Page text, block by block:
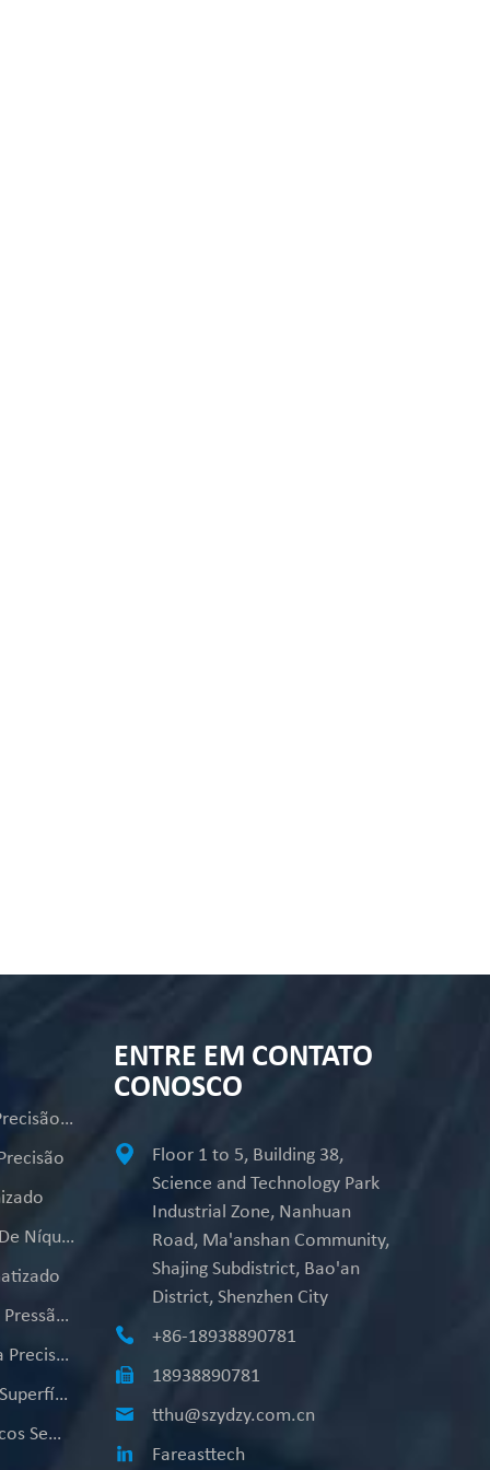
Peças De Usinagem De Precisão CNC Personalizadas
Peças De Revestimento De Níquel Padrão
Laminação De Ajuste De Pressão Automatizada
Peças Mecânicas De Alta Precisão
Semicondutor Liso Para Superfície
Componentes Pneumáticos Sem Arranhões
ENTRE EM CONTATO
CONOSCO
Floor 1 to 5, Building 38,
Science and Technology Park
Industrial Zone, Nanhuan
Road, Ma'anshan Community,
Shajing Subdistrict, Bao'an
District, Shenzhen City
+86-18938890781
18938890781
tthu@szydzy.com.cn
Fareasttech